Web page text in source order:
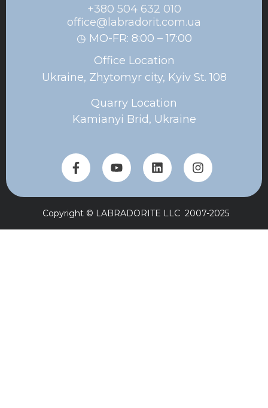
+380 504 632 010
office@labradorit.com.ua
◷ MO-FR: 8:00 – 17:00
Office Location
Ukraine, Zhytomyr city, Kyiv St. 108
Quarry Location
Kamianyi Brid, Ukraine
Copyright © LABRADORITE LLC 2007-2025